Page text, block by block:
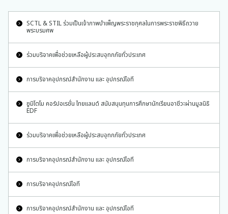
SCTL & STIL ร่วมเป็นเจ้าภาพบำเพ็ญพระราชกุศลในการพระราชพิธีถวาย
พระบรมศพ
ร่วมบริจาคเพื่อช่วยเหลือผู้ประสบอุทกภัยทั่วประเทศ
การบริจาคอุปกรณ์สำนักงาน และ อุปกรณ์ไอที
ซูมิโตโม คอร์ปอเรชั่น ไทยแลนด์ สนับสนุนทุนการศึกษานักเรียนอาชีวะผ่านมูลนิธิ
EDF
ร่วมบริจาคเพื่อช่วยเหลือผู้ประสบอุทกภัยทั่วประเทศ
การบริจาคอุปกรณ์สำนักงาน และ อุปกรณ์ไอที
การบริจาคอุปกรณ์ไอที
การบริจาคอุปกรณ์สำนักงาน และ อุปกรณ์ไอที